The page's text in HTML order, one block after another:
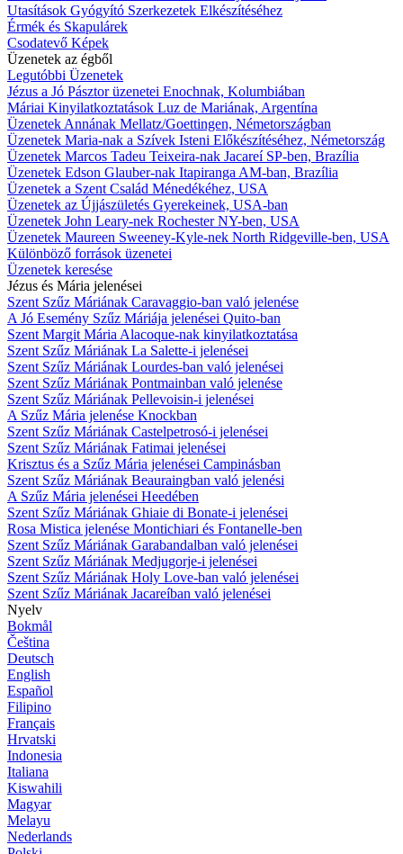
Utasítások Gyógyító Szerkezetek Elkészítéséhez
Érmék és Skapulárek
Csodatevő Képek
Üzenetek az égből
Legutóbbi Üzenetek
Jézus a Jó Pásztor üzenetei Enochnak, Kolumbiában
Máriai Kinyilatkoztatások Luz de Mariának, Argentína
Üzenetek Annának Mellatz/Goettingen, Németországban
Üzenetek Maria-nak a Szívek Isteni Előkészítéséhez, Németország
Üzenetek Marcos Tadeu Teixeira-nak Jacareí SP-ben, Brazília
Üzenetek Edson Glauber-nak Itapiranga AM-ban, Brazília
Üzenetek a Szent Család Ménedékéhez, USA
Üzenetek az Újjászületés Gyerekeinek, USA-ban
Üzenetek John Leary-nek Rochester NY-ben, USA
Üzenetek Maureen Sweeney-Kyle-nek North Ridgeville-ben, USA
Különböző források üzenetei
Üzenetek keresése
Jézus és Mária jelenései
Szent Szűz Máriának Caravaggio-ban való jelenése
A Jó Esemény Szűz Máriája jelenései Quito-ban
Szent Margit Mária Alacoque-nak kinyilatkoztatása
Szent Szűz Máriának La Salette-i jelenései
Szent Szűz Máriának Lourdes-ban való jelenései
Szent Szűz Máriának Pontmainban való jelenése
Szent Szűz Máriának Pellevoisin-i jelenései
A Szűz Mária jelenése Knockban
Szent Szűz Máriának Castelpetrosó-i jelenései
Szent Szűz Máriának Fatimai jelenései
Krisztus és a Szűz Mária jelenései Campinásban
Szent Szűz Máriának Beauraingban való jelenési
A Szűz Mária jelenései Heedében
Szent Szűz Máriának Ghiaie di Bonate-i jelenései
Rosa Mistica jelenése Montichiari és Fontanelle-ben
Szent Szűz Máriának Garabandalban való jelenései
Szent Szűz Máriának Medjugorje-i jelenései
Szent Szűz Máriának Holy Love-ban való jelenései
Szent Szűz Máriának Jacareíban való jelenései
Nyelv
Bokmål
Čeština
Deutsch
English
Español
Filipino
Français
Hrvatski
Indonesia
Italiana
Kiswahili
Magyar
Melayu
Nederlands